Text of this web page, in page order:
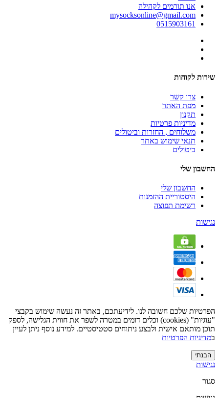
אנו תורמים לקהילה
mysocksonline@gmail.com
0515903161
שירות לקוחות
צרו קשר
מפת האתר
תקנון
מדיניות פרטיות
משלוחים , החזרות וביטולים
תנאי שימוש באתר
ביטולים
החשבון שלי
החשבון שלי
היסטוריית ההזמנות
רשימת תפוצה
נגישות
הפרטיות שלכם חשובה לנו. לידיעתכם, באתר זה נעשה שימוש בקבצי
"עוגיות" (cookies) וכלים דומים במטרה לשפר את חווית הגלישה, לספק
תוכן מותאם אישית ולבצע ניתוחים סטטיסטיים. למידע נוסף ניתן לעיין
במדיניות הפרטיות
הבנתי
נגישות
סגור